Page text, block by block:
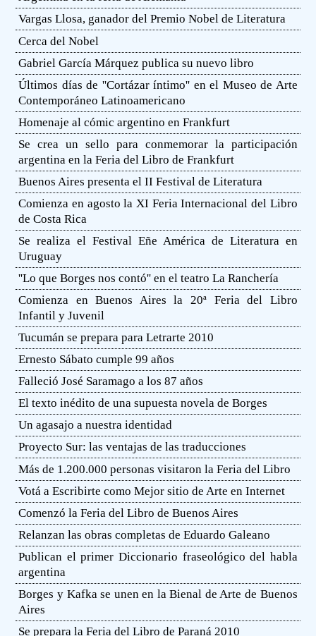
Vargas Llosa, ganador del Premio Nobel de Literatura
Cerca del Nobel
Gabriel García Márquez publica su nuevo libro
Últimos días de ''Cortázar íntimo'' en el Museo de Arte
Contemporáneo Latinoamericano
Homenaje al cómic argentino en Frankfurt
Se crea un sello para conmemorar la participación
argentina en la Feria del Libro de Frankfurt
Buenos Aires presenta el II Festival de Literatura
Comienza en agosto la XI Feria Internacional del Libro
de Costa Rica
Se realiza el Festival Eñe América de Literatura en
Uruguay
''Lo que Borges nos contó'' en el teatro La Ranchería
Comienza en Buenos Aires la 20ª Feria del Libro
Infantil y Juvenil
Tucumán se prepara para Letrarte 2010
Ernesto Sábato cumple 99 años
Falleció José Saramago a los 87 años
El texto inédito de una supuesta novela de Borges
Un agasajo a nuestra identidad
Proyecto Sur: las ventajas de las traducciones
Más de 1.200.000 personas visitaron la Feria del Libro
Votá a Escribirte como Mejor sitio de Arte en Internet
Comenzó la Feria del Libro de Buenos Aires
Relanzan las obras completas de Eduardo Galeano
Publican el primer Diccionario fraseológico del habla
argentina
Borges y Kafka se unen en la Bienal de Arte de Buenos
Aires
Se prepara la Feria del Libro de Paraná 2010